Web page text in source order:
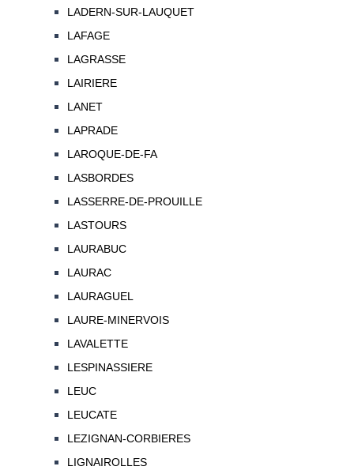
LADERN-SUR-LAUQUET
LAFAGE
LAGRASSE
LAIRIERE
LANET
LAPRADE
LAROQUE-DE-FA
LASBORDES
LASSERRE-DE-PROUILLE
LASTOURS
LAURABUC
LAURAC
LAURAGUEL
LAURE-MINERVOIS
LAVALETTE
LESPINASSIERE
LEUC
LEUCATE
LEZIGNAN-CORBIERES
LIGNAIROLLES